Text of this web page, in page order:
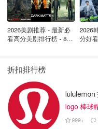
2026美剧推荐 - 最新必
看高分美剧排行榜 - 8月
2026
分好
折扣排行榜
logo 棒球
999+